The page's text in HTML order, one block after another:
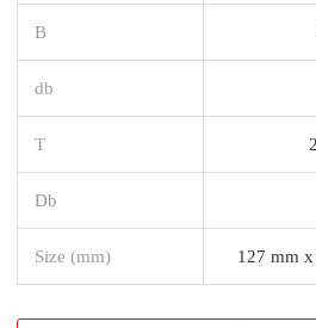
B
db
T
Db
Size (mm) 127 mm